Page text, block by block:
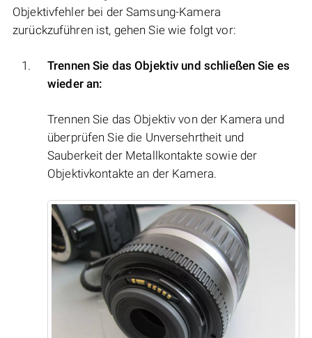
Objektivfehler bei der Samsung-Kamera
zurückzuführen ist, gehen Sie wie folgt vor:
Trennen Sie das Objektiv und schließen Sie es
wieder an:
Trennen Sie das Objektiv von der Kamera und
überprüfen Sie die Unversehrtheit und
Sauberkeit der Metallkontakte sowie der
Objektivkontakte an der Kamera.